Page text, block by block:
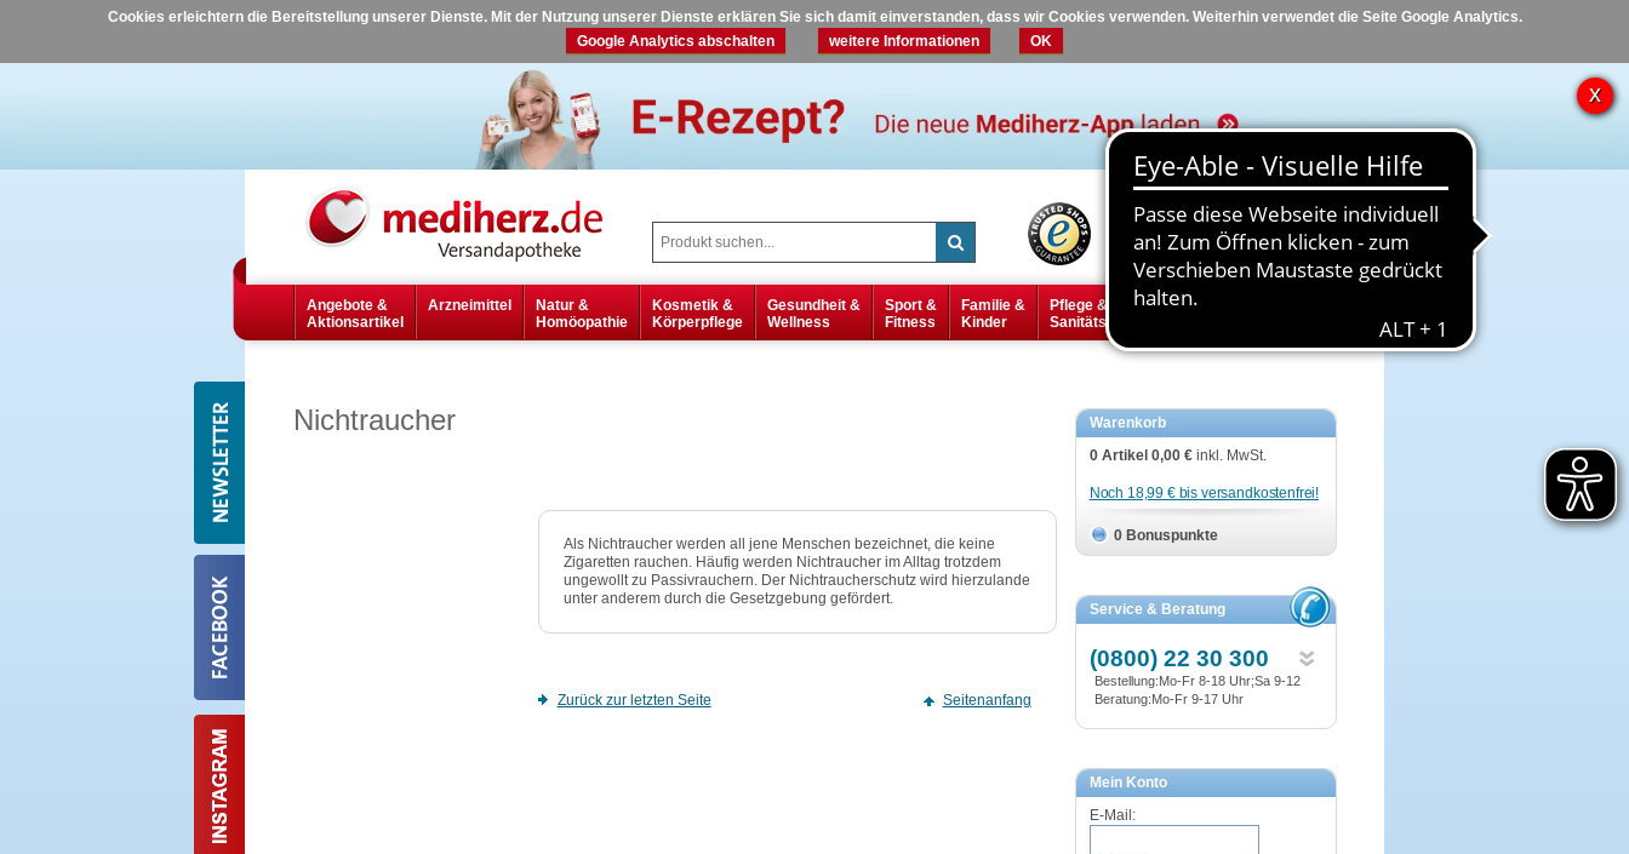
Cookies erleichtern die Bereitstellung unserer Dienste. Mit der Nutzung unserer Dienste erklären Sie sich damit einverstanden, dass wir Cookies verwenden. Weiterhin verwendet die Seite Google Analytics.
Google Analytics abschalten
weitere Informationen OK
Hilfe Kontakt
Angebote &
Aktionsartikel
Arzneimittel
Natur &
Homöopathie
Kosmetik &
Körperpflege
Gesundheit &
Wellness
Sport &
Fitness
Familie &
Kinder
Pflege &
Sanitätsbedarf
Diabetes
Nichtraucher
Als Nichtraucher werden all jene Menschen bezeichnet, die keine
Zigaretten rauchen. Häufig werden Nichtraucher im Alltag trotzdem
ungewollt zu Passivrauchern. Der Nichtraucherschutz wird hierzulande
unter anderem durch die Gesetzgebung gefördert.
Zurück zur letzten Seite Seitenanfang
Warenkorb
0 Artikel 0,00 € inkl. MwSt.
Noch 18,99 € bis versandkostenfrei!
0 Bonuspunkte
Service & Beratung
(0800) 22 30 300
Bestellung:Mo-Fr 8-18 Uhr;Sa 9-12
Beratung:Mo-Fr 9-17 Uhr
Mein Konto
E-Mail: